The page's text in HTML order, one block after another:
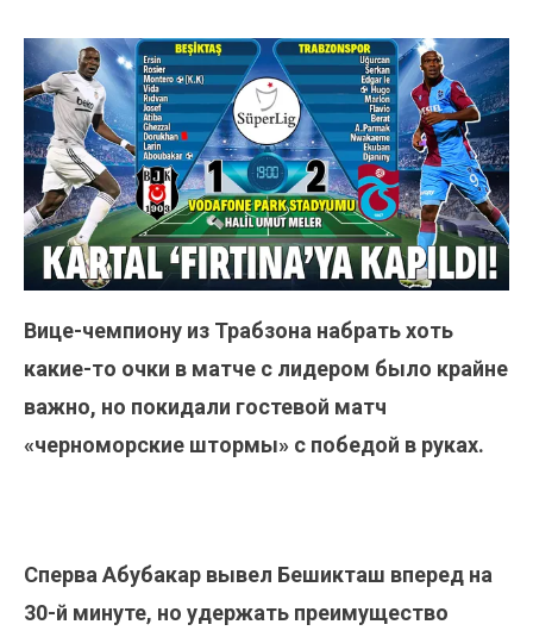
Вице-чемпиону из Трабзона набрать хоть
какие-то очки в матче с лидером было крайне
важно, но покидали гостевой матч
«черноморские штормы» с победой в руках.
Сперва Абубакар вывел Бешикташ вперед на
30-й минуте, но удержать преимущество